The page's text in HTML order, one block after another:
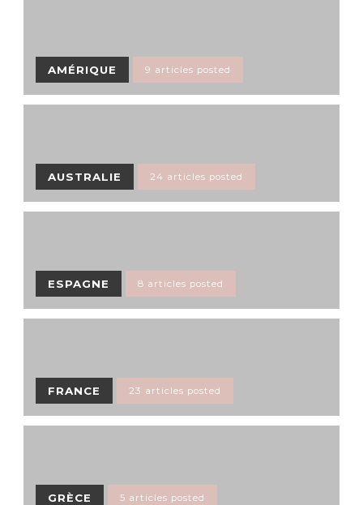
AMÉRIQUE 9 articles posted
AUSTRALIE 24 articles posted
ESPAGNE 8 articles posted
FRANCE 23 articles posted
GRÈCE 5 articles posted